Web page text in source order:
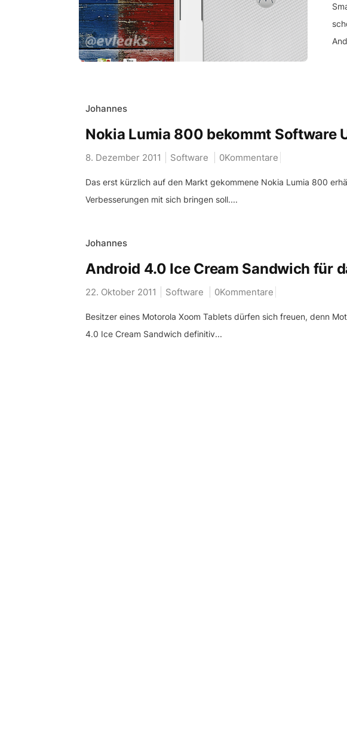
Johannes
Nokia Lumia 800 bekommt Software
8. Dezember 2011 Software 0Kommentare
Das erst kürzlich auf den Markt gekommene Nokia Lumia 800
Verbesserungen mit sich bringen soll....
Johannes
Android 4.0 Ice Cream Sandwich für
22. Oktober 2011 Software 0Kommentare
Besitzer eines Motorola Xoom Tablets dürfen sich freuen, denn
4.0 Ice Cream Sandwich definitiv...